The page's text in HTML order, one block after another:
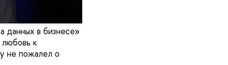
данных в бизнесе»
к
не пожалел о